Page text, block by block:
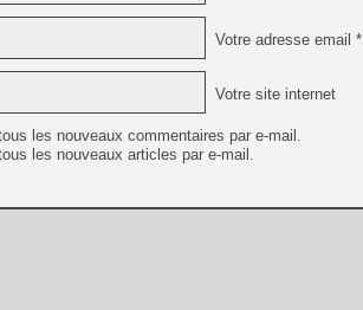
Votre adresse email *
Votre site internet
les nouveaux commentaires par e-mail.
les nouveaux articles par e-mail.